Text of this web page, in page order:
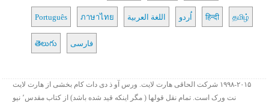
Português ภาษาไทย اللغة العربية اُردو हिन्दी தமிழ்
తెలుగు فارسی
۱۹۹۸-۲۰۱۵ شرکت الحاقی هارت لایت. ورس آو ذ دی دات کام بخشی از هارت لایت
نت ورک است. تمام نقل قولها ( مگر اینکه قید شده باشد) از کتاب مقدس٬ نیو